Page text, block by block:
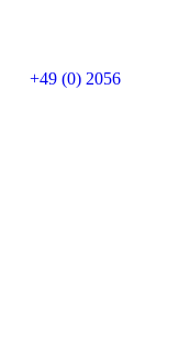
+49 (0) 2056